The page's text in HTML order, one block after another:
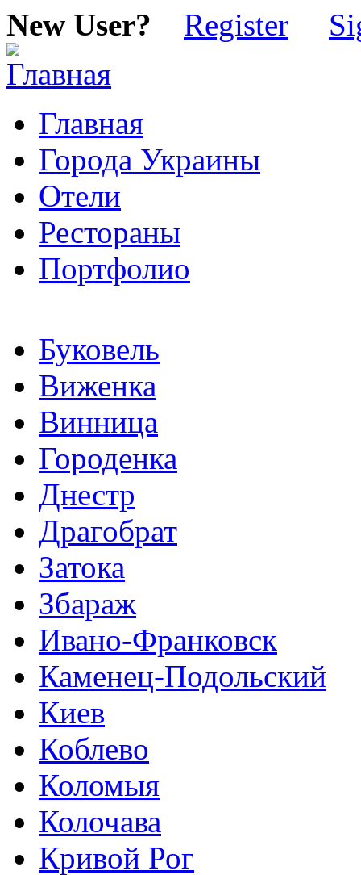
New User? Register
Главная
Города Украины
Отели
Рестораны
Портфолио
Буковель
Виженка
Винница
Городенка
Днестр
Драгобрат
Затока
Збараж
Ивано-Франковск
Каменец-Подольский
Киев
Коблево
Коломыя
Колочава
Кривой Рог